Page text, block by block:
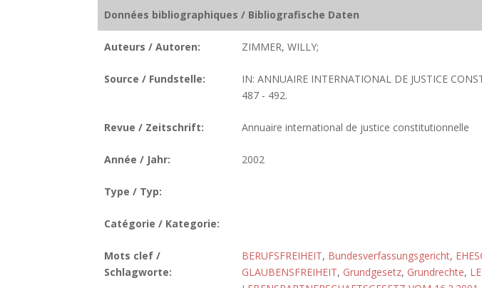
Données bibliographiques / Bibliografische Daten
Auteurs / Autoren: ZIMMER, WILLY;
Source / Fundstelle:
IN: ANNUAIRE INTERNATIONAL DE JUSTICE
487 - 492.
Revue / Zeitschrift: Annuaire international de justice constitutionnelle
Année / Jahr: 2002
Type / Typ:
Catégorie / Kategorie:
Mots clef /
Schlagworte:
BERUFSFREIHEIT, Bundesverfassungsgericht,
GLAUBENSFREIHEIT, Grundgesetz, Grundrechte,